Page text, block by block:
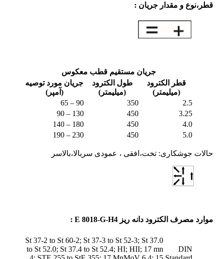
قطر،نوع و مقدار جریان :
جريان مستقيم قطب معکوس
قطر الكترود
(ميليمتر)
طول الكترود
(ميليمتر)
جريان مورد توصيه
(آمپر)
2.5
350
90 – 65
3.25
450
130 – 90
4.0
450
180 – 140
5.0
450
230 – 190
حالات جوشکاری: تخت،افقی ، عمودی سربالا،بالاسر
موارد مصرف الکترود دانه ریز E 8018-G-H4 :
DIN
St 37-2 to St 60-2; St 37-3 to St 52-3; St 37.0
to St 52.0; St 37.4 to St 52.4; HI; HII; 17 mn